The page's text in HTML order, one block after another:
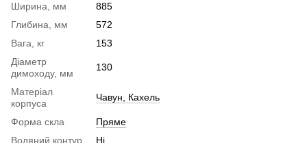
Ширина, мм
885
Глибина, мм
572
Вага, кг
153
Діаметр
димоходу, мм
130
Матеріал
корпуса
Чавун, Кахель
Форма скла
Пряме
Водяний контур
Ні